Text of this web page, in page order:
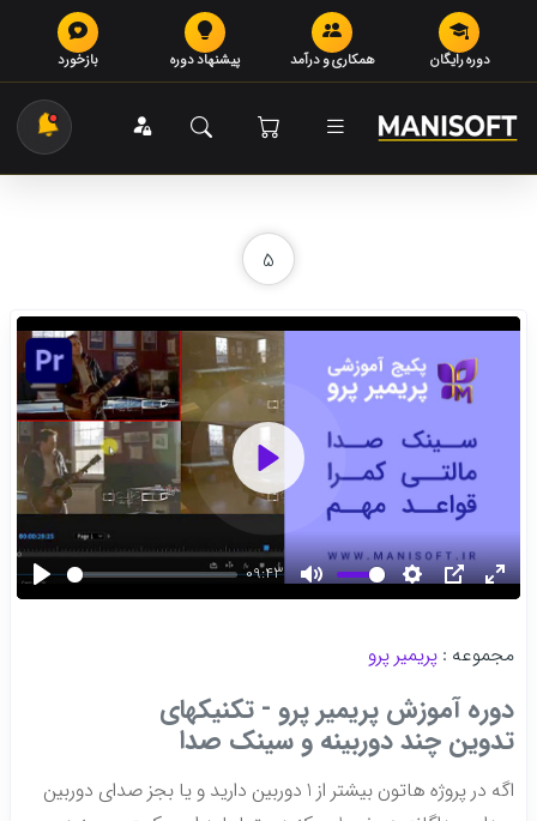
دوره رایگان همکاری و درآمد پیشنهاد دوره بازخورد
5
مجموعه : پریمیر پرو
دوره آموزش پریمیر پرو - تکنیکهای
تدوین چند دوربینه و سینک صدا
اگه در پروژه هاتون بیشتر از 1 دوربین دارید و یا بجز صدای دوربین
Play
09:43
Mute Settings
PIP Enter
Play